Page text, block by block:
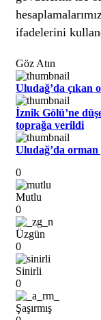
ifadelerini
Göz Atın
Uludağ’da çıkan
İznik Gölü’ne
toprağa verildi
Uludağ’da orman
0
Mutlu
0
Üzgün
0
Sinirli
0
Şaşırmış